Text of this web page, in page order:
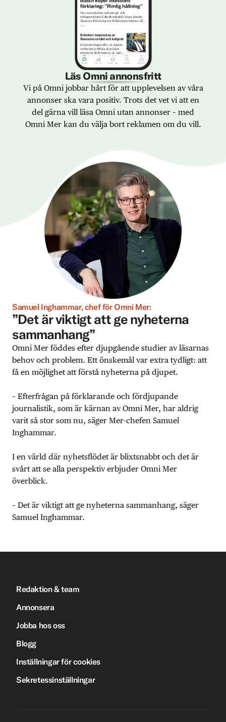
Läs Omni annonsfritt
Vi på Omni jobbar hårt för att upplevelsen av våra
annonser ska vara positiv. Trots det vet vi att en
del gärna vill läsa Omni utan annonser – med
Omni Mer kan du välja bort reklamen om du vill.
Samuel Inghammar, chef för Omni Mer:
”Det är viktigt att ge nyheterna
sammanhang”
Omni Mer föddes efter djupgående studier av läsarnas
behov och problem. Ett önskemål var extra tydligt: att
få en möjlighet att förstå nyheterna på djupet.
– Efterfrågan på förklarande och fördjupande
journalistik, som är kärnan av Omni Mer, har aldrig
varit så stor som nu, säger Mer-chefen Samuel
Inghammar.
I en värld där nyhetsflödet är blixtsnabbt och det är
svårt att se alla perspektiv erbjuder Omni Mer
överblick.
– Det är viktigt att ge nyheterna sammanhang, säger
Samuel Inghammar.
Redaktion & team
Annonsera
Jobba hos oss
Blogg
Inställningar för cookies
Sekretessinställningar